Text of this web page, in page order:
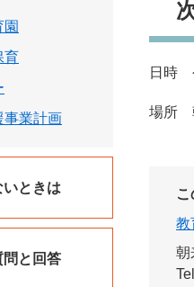
日時
場所
教
朝
育
事業計画
いときは
問と回答